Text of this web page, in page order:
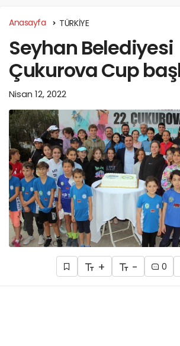
Anasayfa TÜRKİYE
Seyhan Belediyesi
Çukurova Cup
Nisan 12, 2022
+ - 0